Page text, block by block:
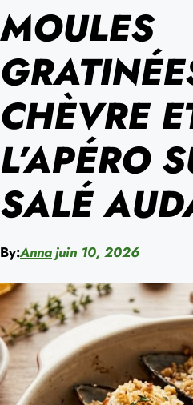
MOULES
CHÈVRE
L’APÉRO
SALÉ
By:Annajuin 10, 2026